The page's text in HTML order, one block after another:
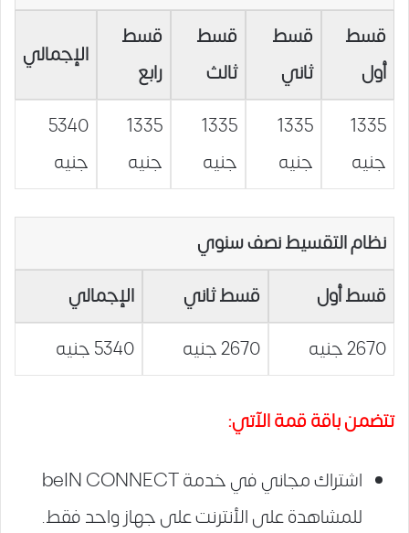
قسط
أول
قسط
ثاني
قسط
ثالث
قسط
رابع
الإجمالي
1335
جنيه
1335
جنيه
1335
جنيه
1335
جنيه
5340
جنيه
نظام التقسيط نصف سنوي
قسط أول
قسط ثاني
الإجمالي
2670 جنيه
2670 جنيه 5340 جنيه
تتضمن باقة قمة الآتي:
اشتراك مجاني في خدمة beIN CONNECT
للمشاهدة على الأنترنت على جهاز واحد فقط.